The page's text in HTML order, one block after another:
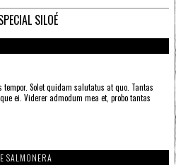
SILOÉ
Solet quidam salutatus at quo. Tantas
ei. Viderer admodum mea et, probo tantas
SALMONERA